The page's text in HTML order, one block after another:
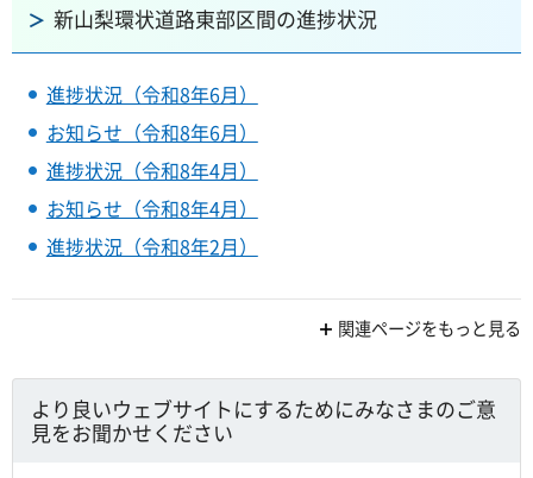
新山梨環状道路東部区間の進捗状況
進捗状況（令和8年6月）
お知らせ（令和8年6月）
進捗状況（令和8年4月）
お知らせ（令和8年4月）
進捗状況（令和8年2月）
関連ページをもっと見る
より良いウェブサイトにするためにみなさまのご意
見をお聞かせください